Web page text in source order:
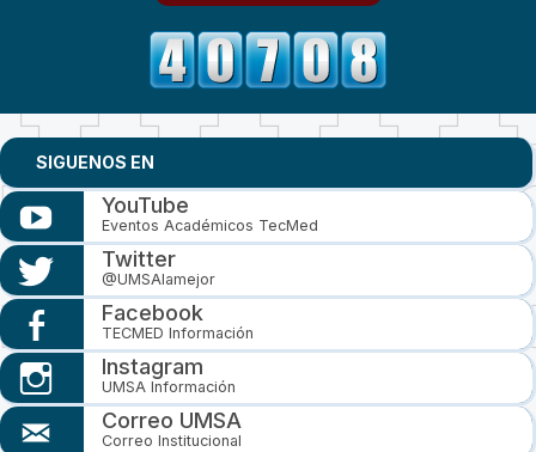
SIGUENOS EN
YouTube
Eventos Académicos TecMed
Twitter
@UMSAlamejor
Facebook
TECMED Información
Instagram
UMSA Información
Correo UMSA
Correo Institucional